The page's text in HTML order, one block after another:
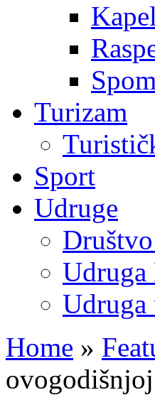
Turizam
Sport
Udruge
Home »